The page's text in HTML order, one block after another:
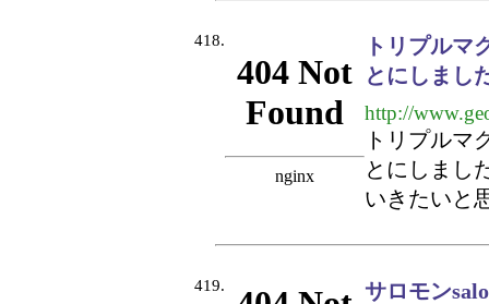
418.
トリプルマ
とにしまし
http://
トリプルマ
とにしまし
いきたいと
419. サロモン